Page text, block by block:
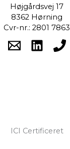
Højgårdsvej 17
8362 Hørning
Cvr-nr.: 2801 7863
ICI Certificeret